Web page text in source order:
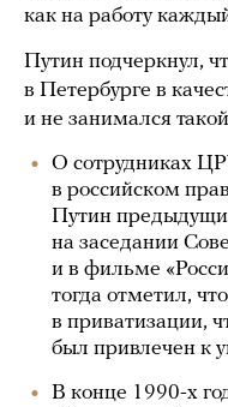
как на работу
Путин подчеркнул,
в Петербурге в
и не занимался
О сотрудниках
в российском
Путин
на заседании
и в фильме
тогда отметил,
в приватизации,
был привлечен к
В конце 1990-х